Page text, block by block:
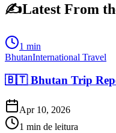
✍️Latest From
1 min
BhutanInternational Travel
🇧🇹 Bhutan Trip
Apr 10, 2026
1 min de leitura